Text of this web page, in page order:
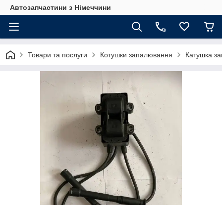
Автозапчастини з Німеччини
Товари та послуги Котушки запалювання Катушка